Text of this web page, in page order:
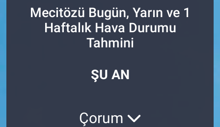
Mecitözü Bugün, Yarın ve 1
Haftalık Hava Durumu
Tahmini
ŞU AN
Çorum